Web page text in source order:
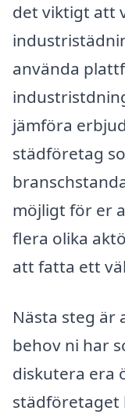
det viktigt att
använda
jämföra
städföretag
möjligt för er
flera olika
att fatta ett
Nästa steg är
behov ni har
diskutera era
städföretaget